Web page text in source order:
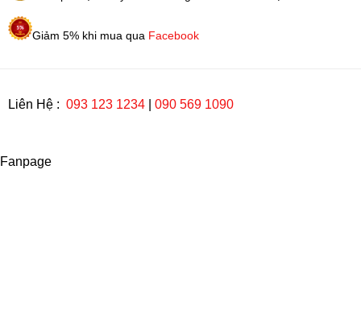
Giảm 5% khi mua qua Facebook
Liên Hệ : 093 123 1234 090 569 1090
Fanpage